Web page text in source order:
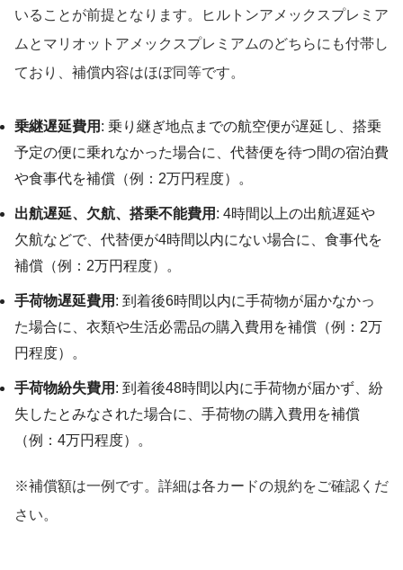
いることが前提となります。ヒルトンアメックスプレミア
ムとマリオットアメックスプレミアムのどちらにも付帯し
ており、補償内容はほぼ同等です。
乗継遅延費用 : 乗り継ぎ地点までの航空便が遅延し、搭乗
予定の便に乗れなかった場合に、代替便を待つ間の宿泊費
や食事代を補償（例：2万円程度）。
出航遅延、欠航、搭乗不能費用 : 4時間以上の出航遅延や
欠航などで、代替便が4時間以内にない場合に、食事代を
補償（例：2万円程度）。
手荷物遅延費用 : 到着後6時間以内に手荷物が届かなかっ
た場合に、衣類や生活必需品の購入費用を補償（例：2万
円程度）。
手荷物紛失費用 : 到着後48時間以内に手荷物が届かず、紛
失したとみなされた場合に、手荷物の購入費用を補償
（例：4万円程度）。
※補償額は一例です。詳細は各カードの規約をご確認くだ
さい。